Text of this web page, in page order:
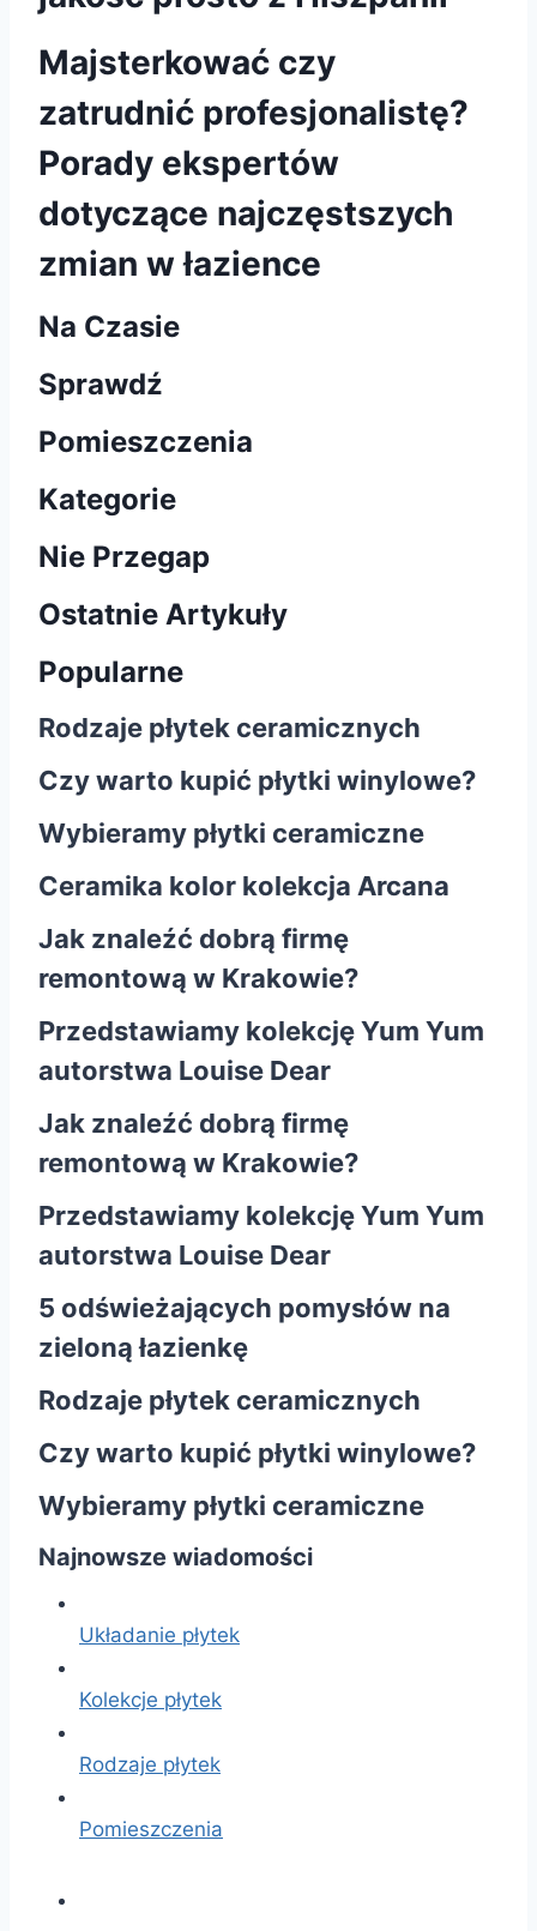
Majsterkować czy
zatrudnić profesjonalistę?
Porady ekspertów
dotyczące najczęstszych
zmian w łazience
Na Czasie
Sprawdź
Pomieszczenia
Kategorie
Nie Przegap
Ostatnie Artykuły
Popularne
Rodzaje płytek ceramicznych
Czy warto kupić płytki winylowe?
Wybieramy płytki ceramiczne
Ceramika kolor kolekcja Arcana
Jak znaleźć dobrą firmę
remontową w Krakowie?
Przedstawiamy kolekcję Yum Yum
autorstwa Louise Dear
Jak znaleźć dobrą firmę
remontową w Krakowie?
Przedstawiamy kolekcję Yum Yum
autorstwa Louise Dear
5 odświeżających pomysłów na
zieloną łazienkę
Rodzaje płytek ceramicznych
Czy warto kupić płytki winylowe?
Wybieramy płytki ceramiczne
Najnowsze wiadomości
Układanie płytek
Kolekcje płytek
Rodzaje płytek
Pomieszczenia